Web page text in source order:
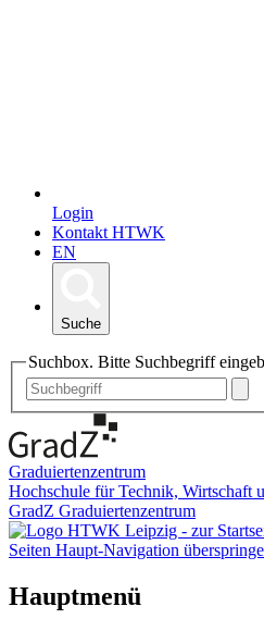
Login
Kontakt HTWK
EN
Suche
Suchbox. Bitte Suchbegriff
Graduiertenzentrum
Hochschule für Technik, Wirtschaft
GradZ Graduiertenzentrum
Seiten Haupt-Navigation
Hauptmenü